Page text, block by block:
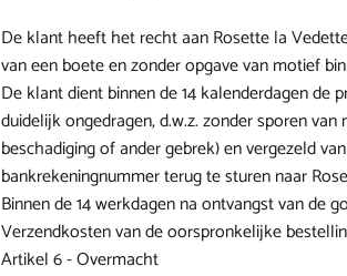
De klant heeft het recht aan Rosette la
van een boete en zonder opgave van motief
De klant dient binnen de 14 kalenderdagen de
duidelijk ongedragen, d.w.z. zonder sporen
beschadiging of ander gebrek) en vergezeld
bankrekeningnummer terug te sturen naar
Binnen de 14 werkdagen na ontvangst van de
Verzendkosten van de oorspronkelijke
Artikel 6 - Overmacht